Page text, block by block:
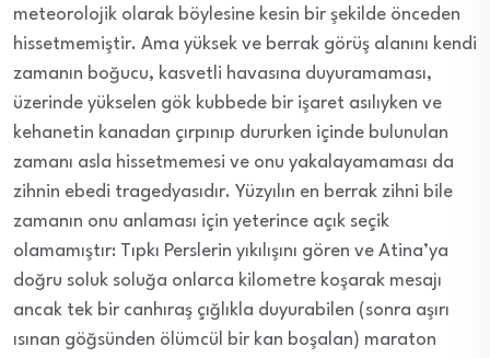
meteorolojik olarak böylesine kesin bir şekilde önceden
hissetmemiştir. Ama yüksek ve berrak görüş alanını kendi
zamanın boğucu, kasvetli havasına duyuramaması,
üzerinde yükselen gök kubbede bir işaret asılıyken ve
kehanetin kanadan çırpınıp dururken içinde bulunulan
zamanı asla hissetmemesi ve onu yakalayamaması da
zihnin ebedi tragedyasıdır. Yüzyılın en berrak zihni bile
zamanın onu anlaması için yeterince açık seçik
olamamıştır: Tıpkı Perslerin yıkılışını gören ve Atina’ya
doğru soluk soluğa onlarca kilometre koşarak mesajı
ancak tek bir canhıraş çığlıkla duyurabilen (sonra aşırı
ısınan göğsünden ölümcül bir kan boşalan) maraton